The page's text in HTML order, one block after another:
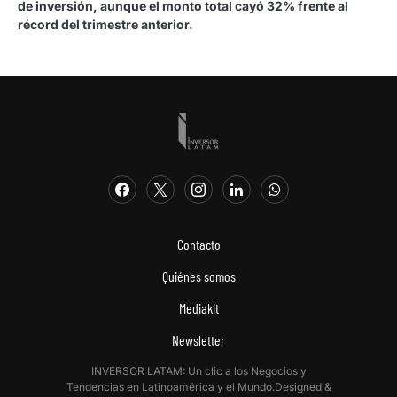
de inversión, aunque el monto total cayó 32% frente al
récord del trimestre anterior.
Contacto
Quiénes somos
Mediakit
Newsletter
INVERSOR LATAM: Un clic a los Negocios y
Tendencias en Latinoamérica y el Mundo.Designed &